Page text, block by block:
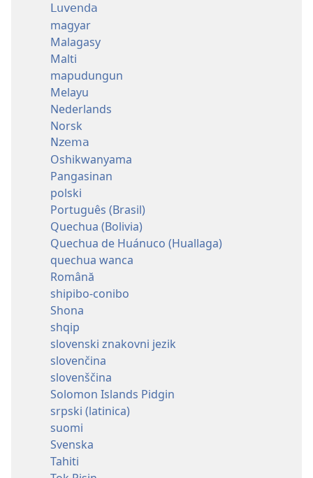
Luvenda
magyar
Malagasy
Malti
mapudungun
Melayu
Nederlands
Norsk
Nzema
Oshikwanyama
Pangasinan
polski
Português (Brasil)
Quechua (Bolivia)
Quechua de Huánuco (Huallaga)
quechua wanca
Română
shipibo-conibo
Shona
shqip
slovenski znakovni jezik
slovenčina
slovenščina
Solomon Islands Pidgin
srpski (latinica)
suomi
Svenska
Tahiti